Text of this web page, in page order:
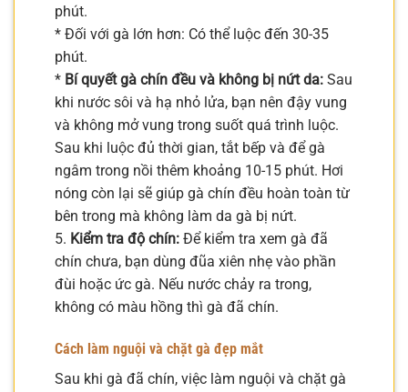
phút.
* Đối với gà lớn hơn: Có thể luộc đến 30-35
phút.
* Bí quyết gà chín đều và không bị nứt da: Sau
khi nước sôi và hạ nhỏ lửa, bạn nên đậy vung
và không mở vung trong suốt quá trình luộc.
Sau khi luộc đủ thời gian, tắt bếp và để gà
ngâm trong nồi thêm khoảng 10-15 phút. Hơi
nóng còn lại sẽ giúp gà chín đều hoàn toàn từ
bên trong mà không làm da gà bị nứt.
5. Kiểm tra độ chín: Để kiểm tra xem gà đã
chín chưa, bạn dùng đũa xiên nhẹ vào phần
đùi hoặc ức gà. Nếu nước chảy ra trong,
không có màu hồng thì gà đã chín.
Cách làm nguội và chặt gà đẹp mắt
Sau khi gà đã chín, việc làm nguội và chặt gà